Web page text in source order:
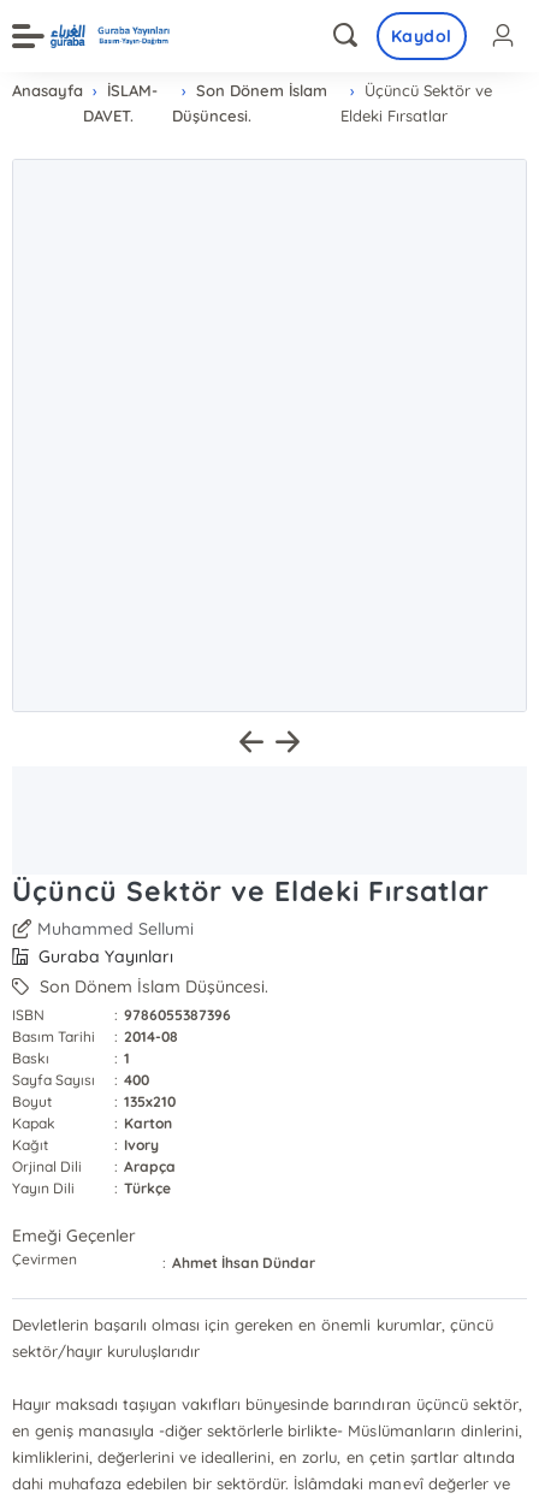
Kaydol
Anasayfa
İSLAM-
DAVET.
Son Dönem İslam
Düşüncesi.
Üçüncü Sektör ve
Eldeki Fırsatlar
Üçüncü Sektör ve Eldeki Fırsatlar
Muhammed Sellumi
Guraba Yayınları
Son Dönem İslam Düşüncesi.
ISBN : 9786055387396
Basım Tarihi
: 2014-08
Baskı
: 1
Sayfa Sayısı
: 400
Boyut
: 135x210
Kapak
: Karton
Kağıt
: Ivory
Orjinal Dili
: Arapça
Yayın Dili
: Türkçe
Emeği Geçenler
Çevirmen : Ahmet İhsan Dündar
Devletlerin başarılı olması için gereken en önemli kurumlar, çüncü
sektör/hayır kuruluşlarıdır
Hayır maksadı taşıyan vakıfları bünyesinde barındıran üçüncü sektör,
en geniş manasıyla -diğer sektörlerle birlikte- Müslümanların dinlerini,
kimliklerini, değerlerini ve ideallerini, en zorlu, en çetin şartlar altında
dahi muhafaza edebilen bir sektördür. İslâmdaki manevî değerler ve